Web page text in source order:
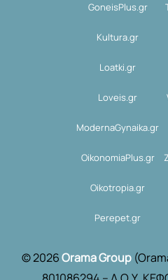
GoneisPlus.gr
Kultura.gr
Loatki.gr
Loveis.gr
ModernaGynaika.gr
OikonomiaPlus.gr
Oikotropia.gr
Perepet.gr
© 2026Orama Group